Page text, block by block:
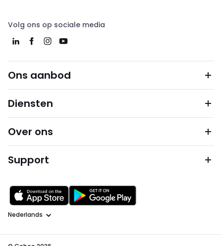
Volg ons op sociale media
Ons aanbod
Diensten
Over ons
Support
Taal